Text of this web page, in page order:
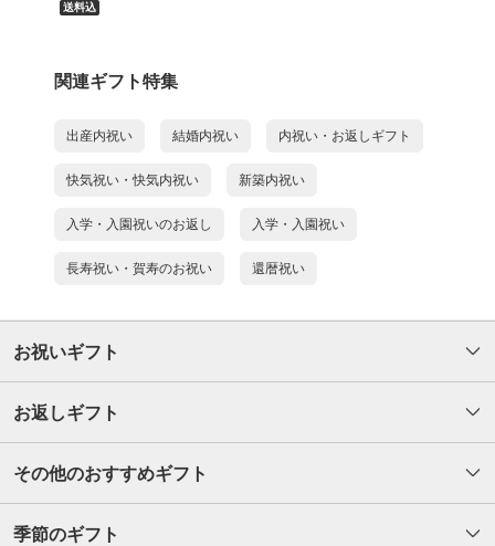
送料込
関連ギフト特集
出産内祝い 結婚内祝い 内祝い・お返しギフト
快気祝い・快気内祝い 新築内祝い
入学・入園祝いのお返し 入学・入園祝い
長寿祝い・賀寿のお祝い 還暦祝い
お祝いギフト
お返しギフト
その他のおすすめギフト
季節のギフト